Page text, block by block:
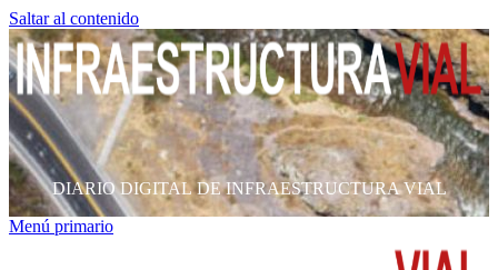
Saltar al contenido
DIARIO DIGITAL DE INFRAESTRUCTURA VIAL
Menú primario